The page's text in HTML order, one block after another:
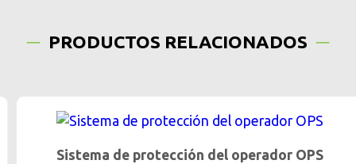
PRODUCTOS RELACIONADOS
Sistema de protección del operador OPS